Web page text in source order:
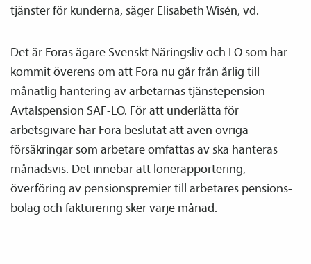
tjänster för kunderna, säger Elisabeth Wisén, vd.
Det är Foras ägare Svenskt Näringsliv och LO som har
kommit överens om att Fora nu går från årlig till
månatlig hantering av arbetarnas tjänste­pension
Avtals­pension SAF-LO. För att underlätta för
arbetsgivare har Fora beslutat att även övriga
försäkringar som arbetare omfattas av ska hanteras
månadsvis. Det innebär att löne­­rapportering,
överföring av pensions­premier till arbetares pensions­
bolag och fakturering sker varje månad.